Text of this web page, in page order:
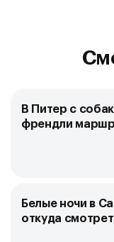
В Питер с
френдли
Белые ночи в
откуда